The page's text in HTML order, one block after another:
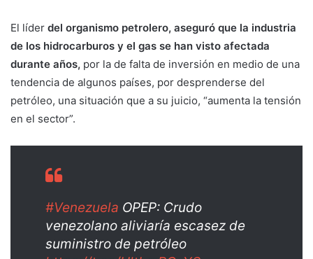
El líder del organismo petrolero, aseguró que la industria
de los hidrocarburos y el gas se han visto afectada
durante años, por la de falta de inversión en medio de una
tendencia de algunos países, por desprenderse del
petróleo, una situación que a su juicio, “aumenta la tensión
en el sector”.
#Venezuela OPEP: Crudo
venezolano aliviaría escasez de
suministro de petróleo